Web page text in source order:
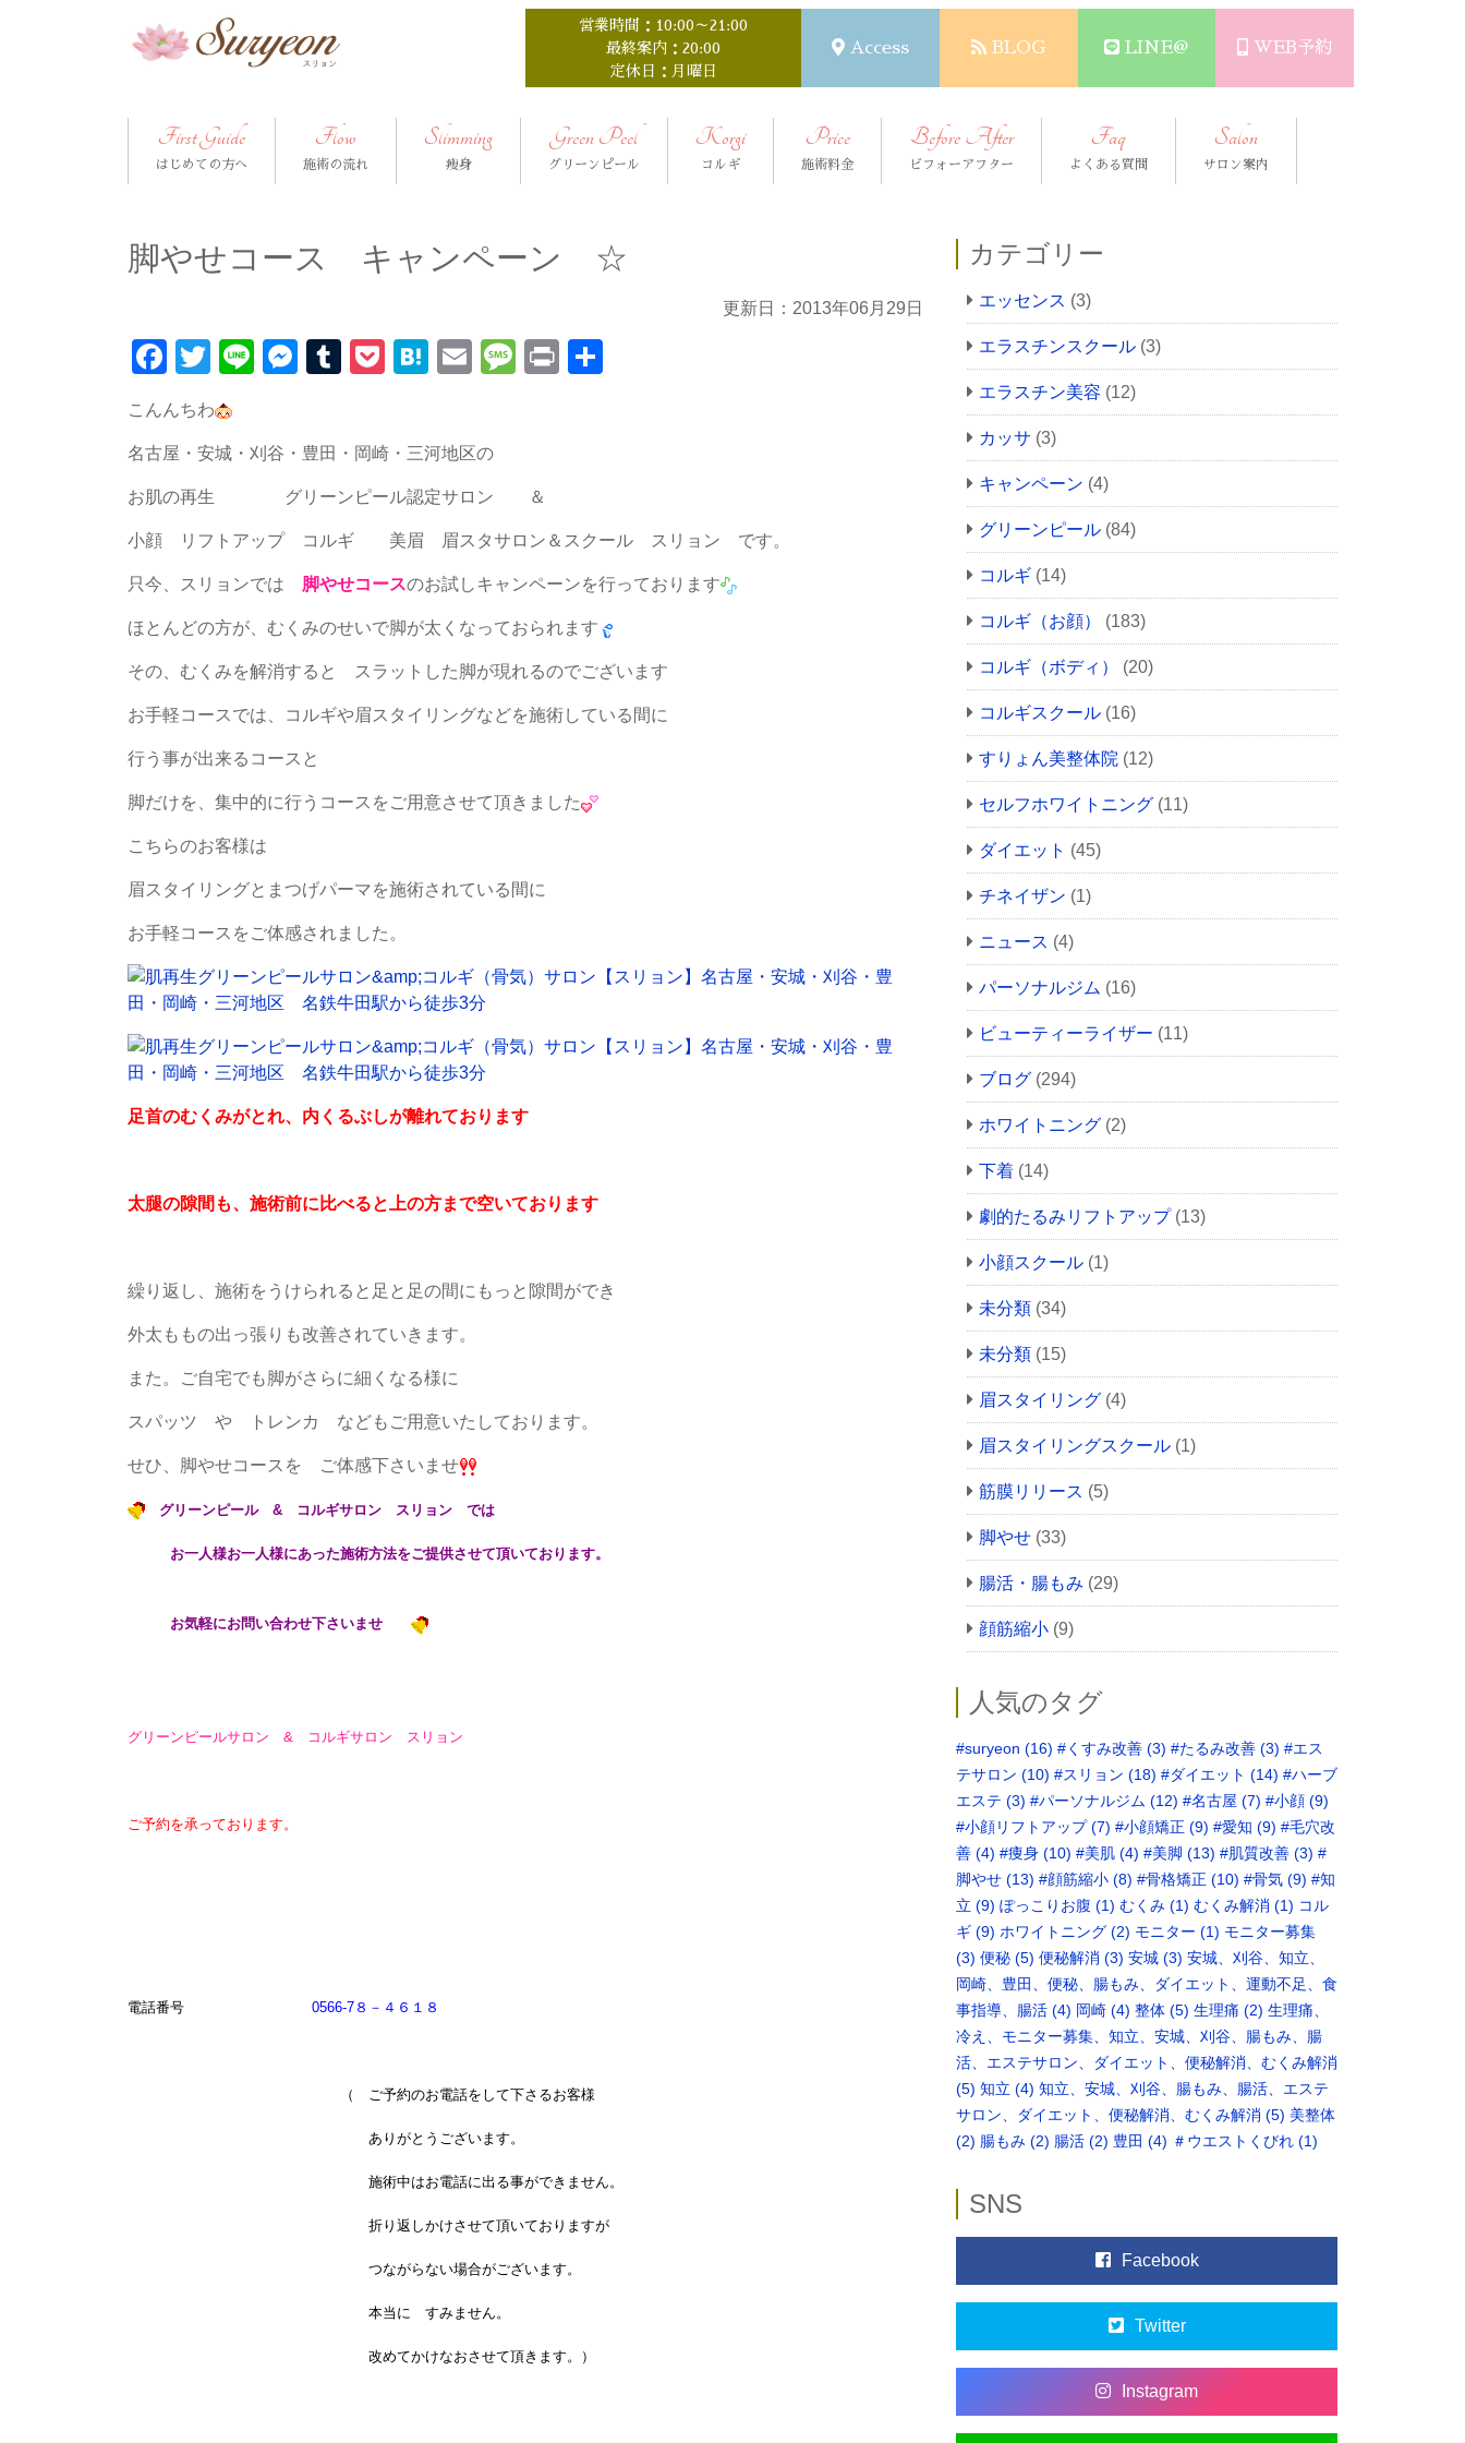
営業時間：10:00～21:00
最終案内：20:00
定休日：月曜日
Access BLOG LINE@ WEB予約
First Guide
はじめての方へ
Flow
施術の流れ
Slimming
痩身
Green Peel
グリーンピール
Korgi
コルギ
Price
施術料金
Before After
ビフォーアフター
Faq
よくある質問
Salon
サロン案内
脚やせコース キャンペーン ☆
更新日：2013年06月29日
Facebook
TwitterLineMessenger
Tumblr
Pocket
Hatena
EmailMessage
Print
こんんちわ
名古屋・安城・刈谷・豊田・岡崎・三河地区の
お肌の再生 グリーンピール認定サロン ＆
小顔 リフトアップ コルギ 美眉 眉スタサロン＆スクール スリョン です。
只今、スリョンでは 脚やせコースのお試しキャンペーンを行っております
ほとんどの方が、むくみのせいで脚が太くなっておられます
その、むくみを解消すると スラットした脚が現れるのでございます
お手軽コースでは、コルギや眉スタイリングなどを施術している間に
行う事が出来るコースと
脚だけを、集中的に行うコースをご用意させて頂きました
こちらのお客様は
眉スタイリングとまつげパーマを施術されている間に
お手軽コースをご体感されました。
足首のむくみがとれ、内くるぶしが離れております
太腿の隙間も、施術前に比べると上の方まで空いております
繰り返し、施術をうけられると足と足の間にもっと隙間ができ
外太ももの出っ張りも改善されていきます。
また。ご自宅でも脚がさらに細くなる様に
スパッツ や トレンカ などもご用意いたしております。
せひ、脚やせコースを ご体感下さいませ
グリーンピール & コルギサロン スリョン では
お一人様お一人様にあった施術方法をご提供させて頂いております。
お気軽にお問い合わせ下さいませ
グリーンピールサロン & コルギサロン スリョン
ご予約を承っております。
電話番号 0566-7８－４６１８
（ ご予約のお電話をして下さるお客様
ありがとうございます。
施術中はお電話に出る事ができません。
折り返しかけさせて頂いておりますが
つながらない場合がございます。
本当に すみません。
改めてかけなおさせて頂きます。）
カテゴリー
エッセンス (3)
エラスチンスクール (3)
エラスチン美容 (12)
カッサ (3)
キャンペーン (4)
グリーンピール (84)
コルギ (14)
コルギ（お顔） (183)
コルギ（ボディ） (20)
コルギスクール (16)
すりょん美整体院 (12)
セルフホワイトニング (11)
ダイエット (45)
チネイザン (1)
ニュース (4)
パーソナルジム (16)
ビューティーライザー (11)
ブログ (294)
ホワイトニング (2)
下着 (14)
劇的たるみリフトアップ(13)
小顔スクール (1)
未分類 (34)
未分類 (15)
眉スタイリング (4)
眉スタイリングスクール (1)
筋膜リリース (5)
脚やせ (33)
腸活・腸もみ (29)
顔筋縮小 (9)
人気のタグ
#suryeon (16) #くすみ改善 (3) #たるみ改善 (3) #エス
テサロン (10) #スリョン (18) #ダイエット (14) #ハーブ
エステ (3) #パーソナルジム (12) #名古屋 (7) #小顔 (9)
#小顔リフトアップ(7) #小顔矯正 (9) #愛知 (9) #毛穴改
善 (4) #痩身 (10) #美肌 (4) #美脚 (13) #肌質改善 (3) #
脚やせ (13) #顔筋縮小 (8) #骨格矯正‬ (10) #骨気 (9) ‪#知
立 (9) ぽっこりお腹 (1) むくみ (1) むくみ解消 (1) コル
ギ (9) ホワイトニング (2) モニター (1) モニター募集
(3) 便秘 (5) 便秘解消 (3) 安城 (3) 安城、刈谷、知立、
岡崎、豊田、便秘、腸もみ、ダイエット、運動不足、食
事指導、腸活 (4) 岡崎 (4) 整体 (5) 生理痛 (2) 生理痛、
冷え、モニター募集、知立、安城、刈谷、腸もみ、腸
活、エステサロン、ダイエット、便秘解消、むくみ解消
(5) 知立 (4) 知立、安城、刈谷、腸もみ、腸活、エステ
サロン、ダイエット、便秘解消、むくみ解消 (5) 美整体
(2) 腸もみ (2) 腸活 (2) 豊田 (4) ＃ウエストくびれ (1)
SNS
Facebook
Twitter
Instagram